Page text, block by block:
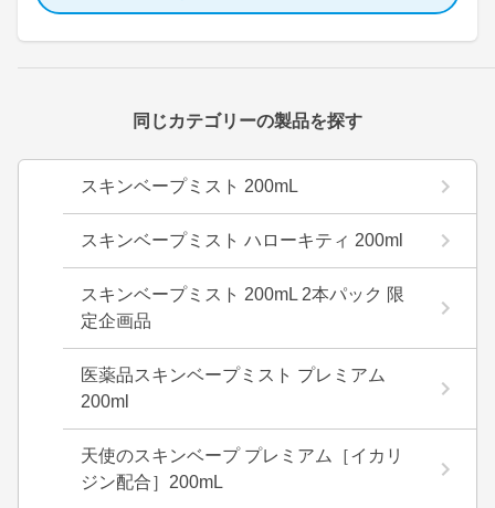
同じカテゴリーの製品を探す
スキンベープミスト 200mL
スキンベープミスト ハローキティ 200ml
スキンベープミスト 200mL 2本パック 限
定企画品
医薬品スキンベープミスト プレミアム
200ml
天使のスキンベープ プレミアム［イカリ
ジン配合］200mL